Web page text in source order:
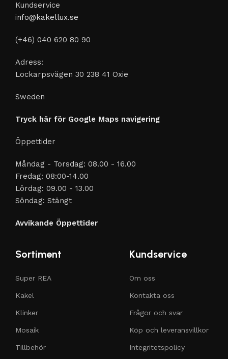
Kundservice
info@kakellux.se
(+46) 040 620 80 90
Adress:
Lockarpsvägen 30 238 41 Oxie
Sweden
Tryck här för Google Maps navigering
Öppettider
Måndag - Torsdag: 08.00 - 16.00
Fredag: 08:00-14.00
Lördag: 09.00 - 13.00
Söndag: Stängt
Avvikande Öppettider
Sortiment
Super REA
Kakel
Klinker
Mosaik
Tillbehör
Kundservice
Om oss
Kontakta oss
Frågor och svar
Köp och leveransvillkor
Integritetspolicy